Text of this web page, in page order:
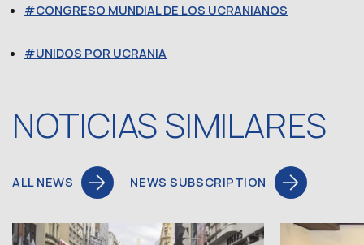
CONGRESO MUNDIAL DE LOS UCRANIANOS
UNIDOS POR UCRANIA
NOTICIAS SIMILARES
ALL NEWS NEWS SUBSCRIPTION